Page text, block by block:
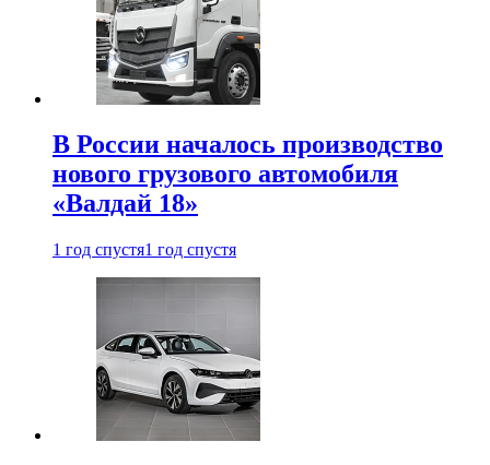
В России началось производство
нового грузового автомобиля
«Валдай 18»
1 год спустя1 год спустя